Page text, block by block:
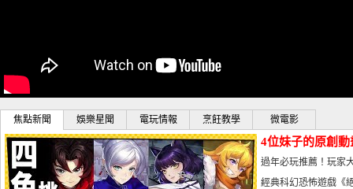
焦點新聞 娛樂星聞 電玩情報 烹飪教學 微電影
4位妹子的原創
曝光_電玩宅速配
過年必玩推薦！玩家
宅速配20230126
經典科幻恐怖遊戲《